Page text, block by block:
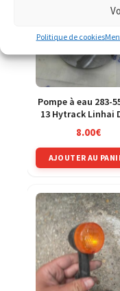
Politique de cookies
Pompe à eau 283-
13 Hytrack Linhai
400
8.00€
AJOUTER AU